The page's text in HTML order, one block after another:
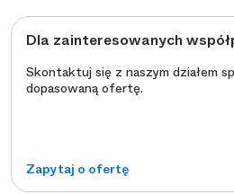
Dla zainteresowanych
Skontaktuj się z naszym działem
dopasowaną ofertę.
Zapytaj o ofertę